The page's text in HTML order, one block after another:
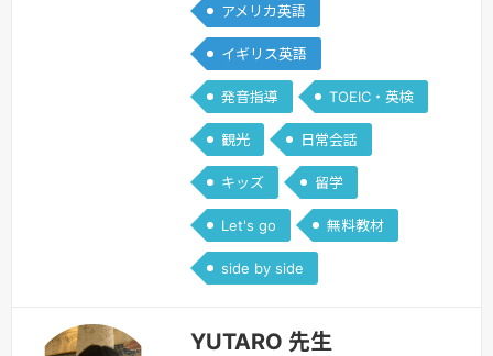
い。また、今後も継続してレッスン時間
を確保するため、9月1日よりレッスン
料金を500ポイントに変更させていただ
きます。9月以降は、日本時間の週末を
中心にレッスンを行う予定です。平日に
ついても、可能な範囲でご希望に合わせ
て調整いたします。今後とも、どうぞ…
続きを見る »
アメリカ英語
イギリス英語
発音指導 TOEIC・英検
観光 日常会話
キッズ 留学
Let's go 無料教材
side by side
YUTARO 先生